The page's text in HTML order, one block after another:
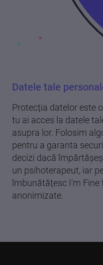
Datele tale
Protecția datelor este
tu ai acces la datele
asupra lor. Folosim
pentru a garanta
decizi dacă
un psihoterapeut, iar
îmbunătățesc I'm Fine
anonimizate.